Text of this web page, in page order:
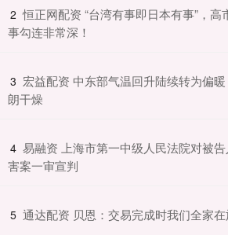
2 恒正网配资 “台湾有事即日本有事”，
事勾连非常深！
3 宏益配资 中东部气温回升陆续转为偏
朗干燥
4 易融资 上海市第一中级人民法院对被
害案一审宣判
5 通达配资 贝恩：交易完成时我们全家